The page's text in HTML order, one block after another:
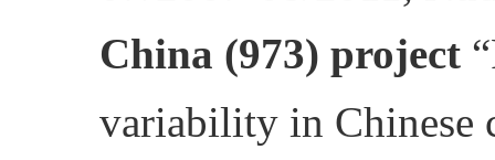
China (973) project
variability in Chinese